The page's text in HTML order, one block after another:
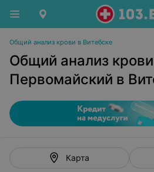
Общий анализ крови в Витебске
Общий анализ
Первомайский в
Карта